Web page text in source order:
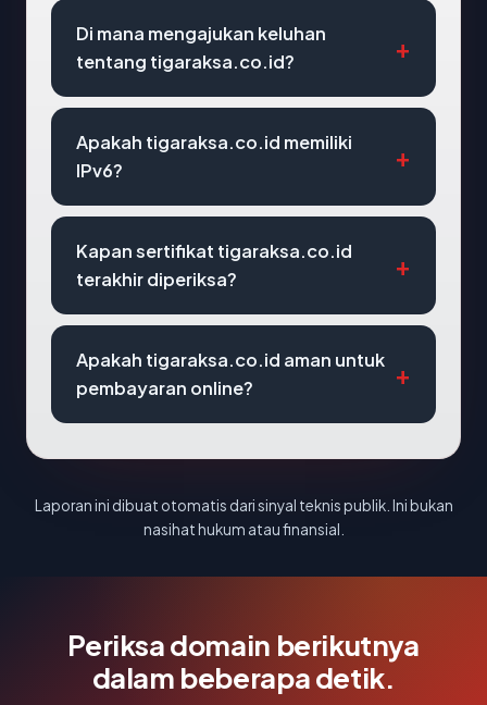
Di mana mengajukan keluhan
tentang tigaraksa.co.id?
Apakah tigaraksa.co.id memiliki
IPv6?
Kapan sertifikat tigaraksa.co.id
terakhir diperiksa?
Apakah tigaraksa.co.id aman untuk
pembayaran online?
Laporan ini dibuat otomatis dari sinyal teknis publik. Ini bukan
nasihat hukum atau finansial.
Periksa domain berikutnya
dalam beberapa detik.